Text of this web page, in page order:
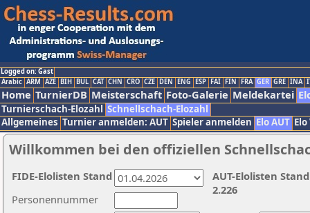
Logged on: Gast
Arabic ARM AZE BIH BUL CAT CHN CRO CZE DEN ENG ESP FAI FIN FRA GER GRE INA
Home TurnierDB Meisterschaft Foto-Galerie Meldekartei
Turnierschach-Elozahl Schnellschach-Elozahl
Allgemeines Turnier anmelden: AUT Spieler anmelden Elo AUT
Willkommen bei den offiziellen
Personennummer
AUT-Elolisten
2.226
FIDE-Elolisten Stand